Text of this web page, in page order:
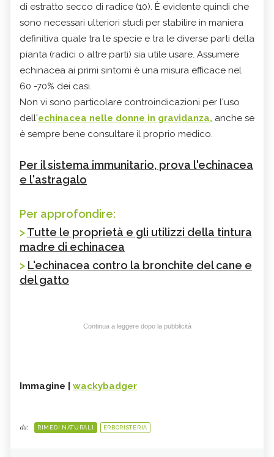
di estratto secco di radice (10). È evidente quindi che
sono necessari ulteriori studi per stabilire in maniera
definitiva quale tra le specie e tra le diverse parti della
pianta (radici o altre parti) sia utile usare. Assumere
echinacea ai primi sintomi è una misura efficace nel
60 -70% dei casi.
Non vi sono particolare controindicazioni per l'uso
dell'echinacea nelle donne in gravidanza, anche se
è sempre bene consultare il proprio medico.
Per il sistema immunitario, prova l'echinacea
e l'astragalo
Per approfondire:
>Tutte le proprietà e gli utilizzi della tintura
madre di echinacea
> L'echinacea contro la bronchite del cane e
del gatto
Continua a leggere dopo la pubblicità
Immagine | wackybadger
da: RIMEDI NATURALI ERBORISTERIA